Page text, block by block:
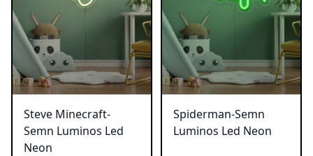
Steve Minecraft-
Semn Luminos Led
Neon
Spiderman-Semn
Luminos Led Neon